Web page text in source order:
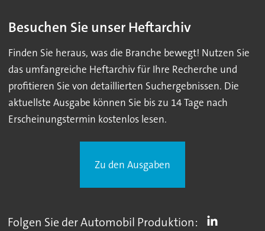
Besuchen Sie unser Heftarchiv
Finden Sie heraus, was die Branche bewegt! Nutzen Sie
das umfangreiche Heftarchiv für Ihre Recherche und
profitieren Sie von detaillierten Suchergebnissen. Die
aktuellste Ausgabe können Sie bis zu 14 Tage nach
Erscheinungstermin kostenlos lesen.
Zu den Ausgaben
Folgen Sie der Automobil Produktion: